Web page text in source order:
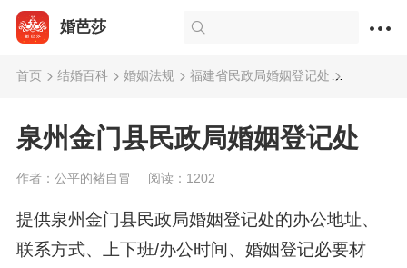
婚芭莎
首页 结婚百科 婚姻法规 福建省民政局婚姻登记处
泉州金门县民政局婚姻登记处
作者：公平的褚自冒 阅读：1202
提供泉州金门县民政局婚姻登记处的办公地址、
联系方式、上下班/办公时间、婚姻登记必要材